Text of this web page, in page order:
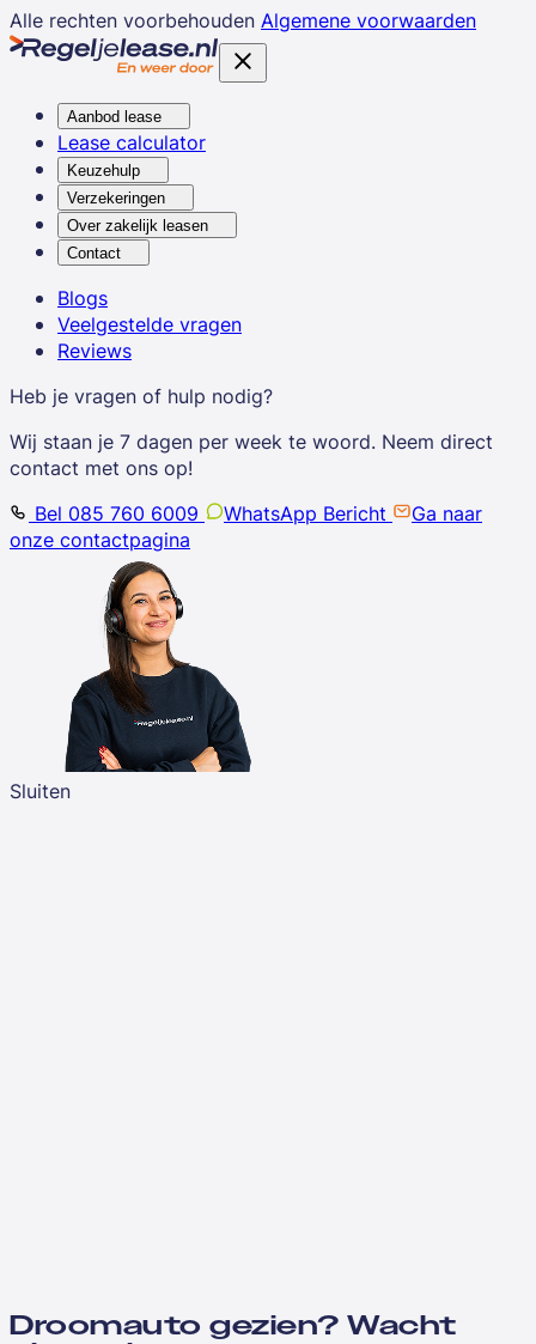
Alle rechten voorbehouden Algemene voorwaarden
Aanbod lease
Lease calculator
Keuzehulp
Verzekeringen
Over zakelijk leasen
Contact
Blogs
Veelgestelde vragen
Reviews
Heb je vragen of hulp nodig?
Wij staan je 7 dagen per week te woord. Neem direct
contact met ons op!
Bel 085 760 6009
WhatsApp Bericht
Ga naar
onze contactpagina
Sluiten
Droomauto gezien? Wacht